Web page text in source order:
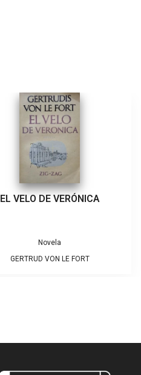
EL VELO DE VERÓNICA
Novela
GERTRUD VON LE FORT